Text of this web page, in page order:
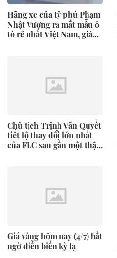
Hãng xe của tỷ phú Phạm
Nhật Vượng ra mắt mẫu ô
tô rẻ nhất Việt Nam, giá
Chủ tịch Trịnh Văn Quyết
tiết lộ thay đổi lớn nhất
của FLC sau gần một thập
Giá vàng hôm nay (4/7) bất
ngờ diễn biến kỳ lạ